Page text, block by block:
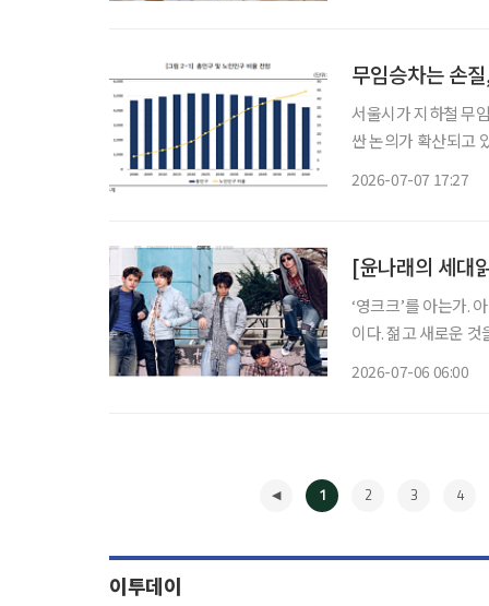
무임승차는 손
서울시가 지하철 무
싼 논의가 확산되고
2026-07-07 17:27
[윤나래의 세대
‘영크크’를 아는가.
이다. 젊고 새로운
2026-07-06 06:00
1 2 3 4
이투데이